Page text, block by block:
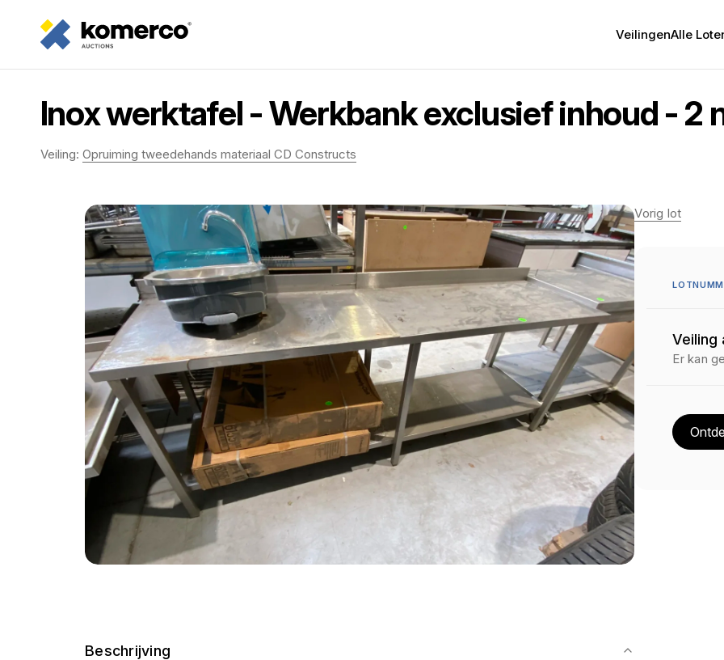
VeilingenAlle
Inox werktafel - Werkbank exclusief inhoud - 2
Veiling: Opruiming tweedehands materiaal CD Constructs
Beschrijving
Vorig lot
Veiling
Er kan